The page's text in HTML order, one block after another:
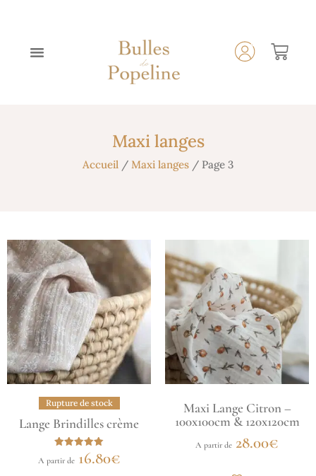
Maxi langes
Accueil / Maxi langes / Page 3
Rupture de stock
Lange Brindilles crème
Note
5.00
A partir de 16.80€
Maxi Lange Citron –
100x100cm & 120x120cm
A partir de 28.00€